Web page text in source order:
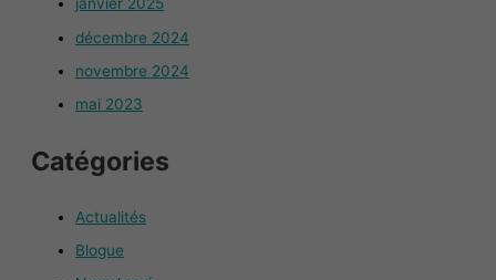
janvier 2025
décembre 2024
novembre 2024
mai 2023
Catégories
Actualités
Blogue